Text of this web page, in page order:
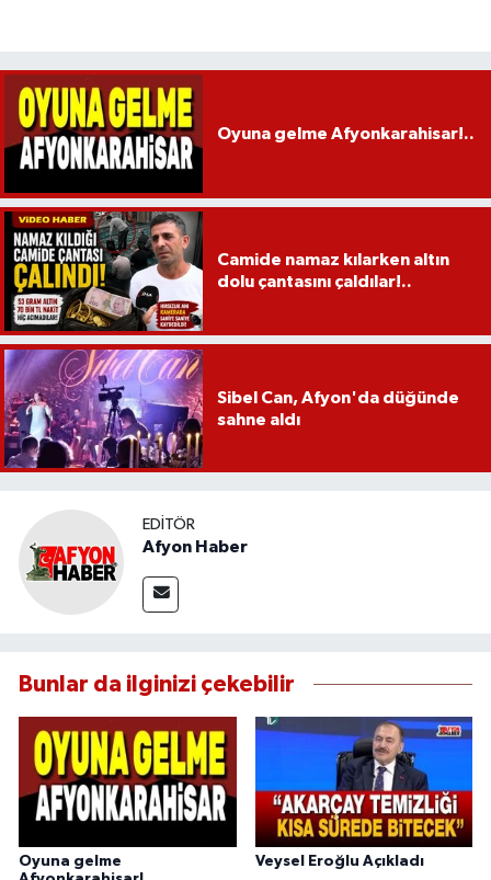
Oyuna gelme Afyonkarahisar!..
Camide namaz kılarken altın
dolu çantasını çaldılar!..
Sibel Can, Afyon'da düğünde
sahne aldı
EDITÖR
Afyon Haber
Bunlar da ilginizi çekebilir
Oyuna gelme
Veysel Eroğlu Açıkladı